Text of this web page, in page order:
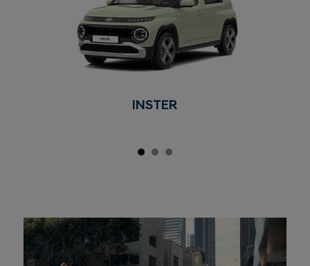
INSTER